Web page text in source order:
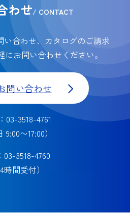
わせ/ CONTACT
い合わせ、カタログのご請求
にお問い合わせください。
問い合わせ
03-3518-4761
9:00〜17:00）
03-3518-4760
時間受付）